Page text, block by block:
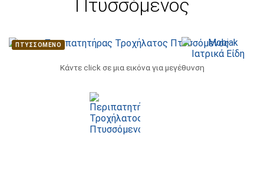
Πτυσσόμενος
ΠΤΥΣΣΌΜΕΝΟ
Κάντε click σε μια εικόνα για μεγέθυνση